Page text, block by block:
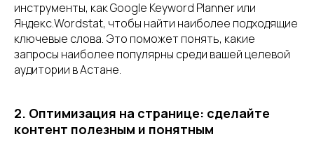
инструменты, как Google Keyword Planner или
Яндекс.Wordstat, чтобы найти наиболее подходящие
ключевые слова. Это поможет понять, какие
запросы наиболее популярны среди вашей целевой
аудитории в Астане.
2. Оптимизация на странице: сделайте
контент полезным и понятным